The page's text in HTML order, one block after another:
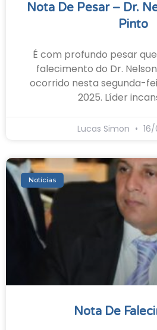
Nota De Pesar – Dr.
Pinto
É com profundo pesar
falecimento do Dr.
ocorrido nesta segunda-
2025. Líder
Lucas Simon
Notícias
Nota De